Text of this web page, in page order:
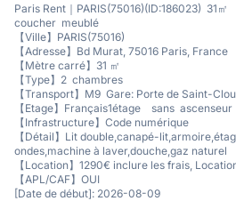
Paris Rent｜PARIS(75016)(ID:186023) 31
coucher meublé
【Ville】PARIS(75016)
【Adresse】Bd Murat, 75016 Paris, France
【Mètre carré】31 ㎡
【Type】2 chambres
【Transport】M9 Gare: Porte de Saint-
【Etage】Français1étage sans ascenseur
【Infrastructure】Code numérique
【Détail】Lit double,canapé-
ondes,machine à laver,douche,gaz naturel
【Location】1290€ inclure les frais,
【APL/CAF】OUI
[Date de début]: 2026-08-09